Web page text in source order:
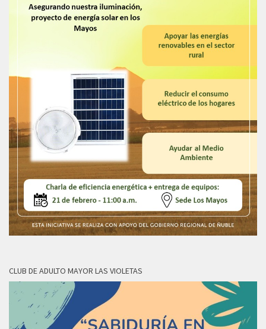
CLUB DE ADULTO MAYOR LAS VIOLETAS